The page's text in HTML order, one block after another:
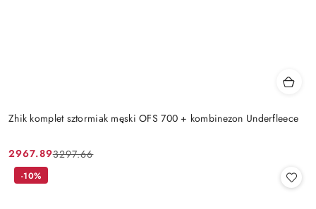
Zhik komplet sztormiak męski OFS 700 + kombinezon Underfleece
Cena
promocyjna:
2967.89
Cena
przed
3297.66
-10%